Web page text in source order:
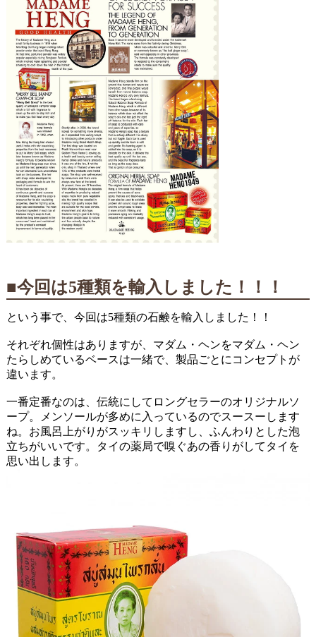
■今回は5種類を輸入しました！！！
という事で、今回は5種類の石鹸を輸入しました！！
それぞれ個性はありますが、マダム・ヘンをマダム・ヘン
たらしめているベースは一緒で、製品ごとにコンセプトが
違います。
一番定番なのは、伝統にしてロングセラーのオリジナルソ
ープ。メンソールが多めに入っているのでスースーします
ね。お風呂上がりがスッキリしますし、ふんわりとした泡
立ちがいいです。タイの薬局で嗅ぐあの香りがしてタイを
思い出します。